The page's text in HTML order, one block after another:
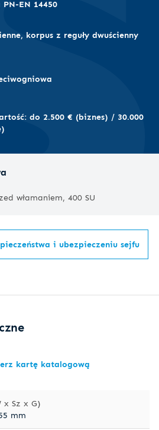
PN-EN 14450
korpus z reguły dwuścienny
do 2.500 € (biznes) / 30.000
włamaniem, 400 SU
i ubezpieczeniu sejfu
kartę katalogową
x Sz x G)
mm